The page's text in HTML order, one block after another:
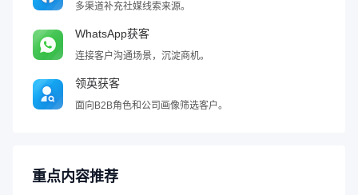
多渠道补充社媒线索来源。
WhatsApp获客
连接客户沟通场景，沉淀商机。
领英获客
面向B2B角色和公司画像筛选客户。
重点内容推荐